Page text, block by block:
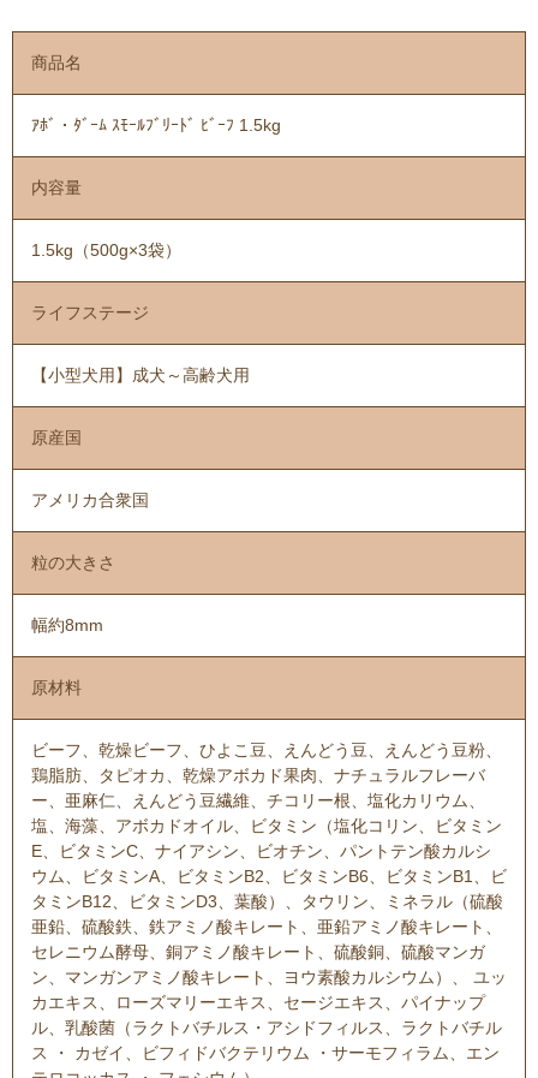
商品名
ｱﾎﾞ・ﾀﾞｰﾑ ｽﾓｰﾙﾌﾞﾘｰﾄﾞ ﾋﾞｰﾌ 1.5kg
内容量
1.5kg（500g×3袋）
ライフステージ
【小型犬用】成犬～高齢犬用
原産国
アメリカ合衆国
粒の大きさ
幅約8mm
原材料
ビーフ、乾燥ビーフ、ひよこ豆、えんどう豆、えんどう豆粉、
鶏脂肪、タピオカ、乾燥アボカド果肉、ナチュラルフレーバ
ー、亜麻仁、えんどう豆繊維、チコリー根、塩化カリウム、
塩、海藻、アボカドオイル、ビタミン（塩化コリン、ビタミン
E、ビタミンC、ナイアシン、ビオチン、パントテン酸カルシ
ウム、ビタミンA、ビタミンB2、ビタミンB6、ビタミンB1、ビ
タミンB12、ビタミンD3、葉酸）、タウリン、ミネラル（硫酸
亜鉛、硫酸鉄、鉄アミノ酸キレート、亜鉛アミノ酸キレート、
セレニウム酵母、銅アミノ酸キレート、硫酸銅、硫酸マンガ
ン、マンガンアミノ酸キレート、ヨウ素酸カルシウム）、 ユッ
カエキス、ローズマリーエキス、セージエキス、パイナップ
ル、乳酸菌（ラクトバチルス・アシドフィルス、ラクトバチル
ス ・ カゼイ、ビフィドバクテリウム ・サーモフィラム、エン